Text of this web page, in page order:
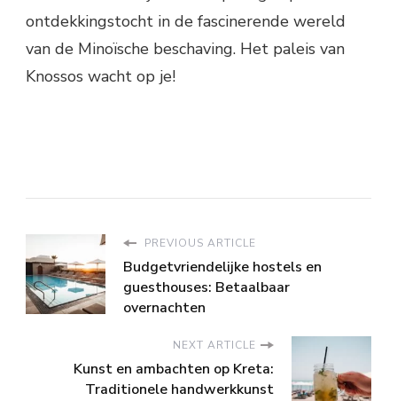
ontdekkingstocht in de fascinerende wereld
van de Minoïsche beschaving. Het paleis van
Knossos wacht op je!
PREVIOUS ARTICLE
Budgetvriendelijke hostels en
guesthouses: Betaalbaar
overnachten
NEXT ARTICLE
Kunst en ambachten op Kreta:
Traditionele handwerkkunst